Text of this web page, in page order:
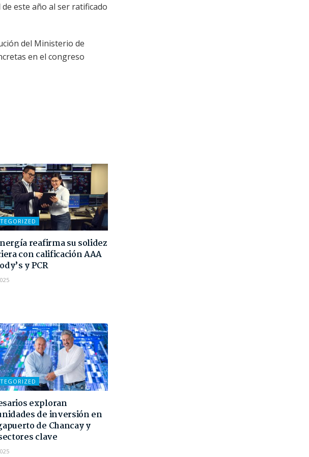
de este año al ser ratificado
del Ministerio de
en el congreso
reafirma su solidez
con calificación AAA
y PCR
exploran
de inversión en
de Chancay y
clave